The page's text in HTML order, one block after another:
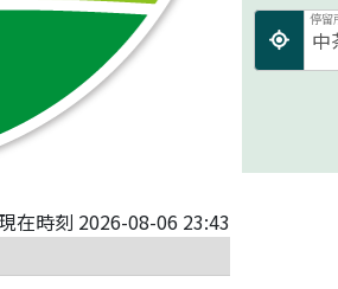
在時刻 2026-08-06 23:43
停留